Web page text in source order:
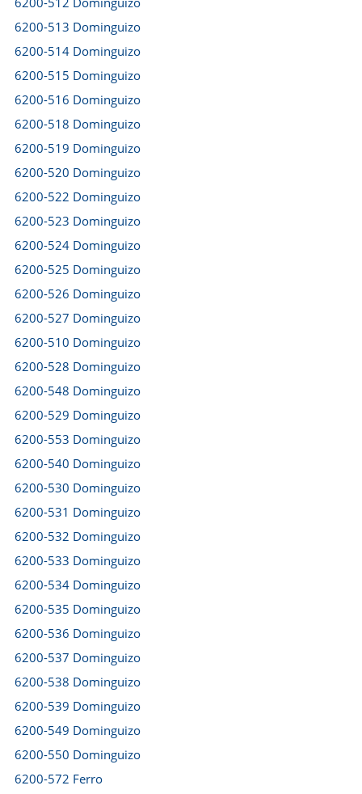
6200-513 Dominguizo
6200-514 Dominguizo
6200-515 Dominguizo
6200-516 Dominguizo
6200-518 Dominguizo
6200-519 Dominguizo
6200-520 Dominguizo
6200-522 Dominguizo
6200-523 Dominguizo
6200-524 Dominguizo
6200-525 Dominguizo
6200-526 Dominguizo
6200-527 Dominguizo
6200-510 Dominguizo
6200-528 Dominguizo
6200-548 Dominguizo
6200-529 Dominguizo
6200-553 Dominguizo
6200-540 Dominguizo
6200-530 Dominguizo
6200-531 Dominguizo
6200-532 Dominguizo
6200-533 Dominguizo
6200-534 Dominguizo
6200-535 Dominguizo
6200-536 Dominguizo
6200-537 Dominguizo
6200-538 Dominguizo
6200-539 Dominguizo
6200-549 Dominguizo
6200-550 Dominguizo
6200-572 Ferro